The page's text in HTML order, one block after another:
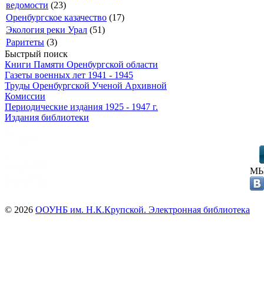
ведомости (23)
Оренбургское казачество (17)
Экология реки Урал (51)
Раритеты (3)
Быстрый поиск
Книги Памяти Оренбургской области
Газеты военных лет 1941 - 1945
Труды Оренбургской Ученой Архивной
Комиссии
Периодические издания 1925 - 1947 г.
Издания библиотеки
© 2026 ООУНБ им. Н.К.Крупской. Электронная библиотека